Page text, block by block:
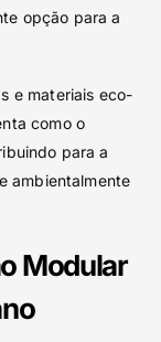
opção para a
e materiais eco-
como o
para a
ambientalmente
Modular